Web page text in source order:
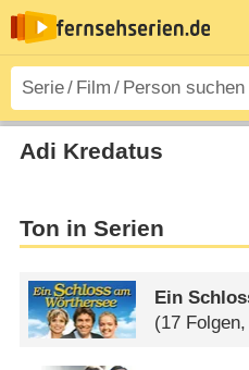
Adi Kredatus
Ton in Serien
Ein
(17